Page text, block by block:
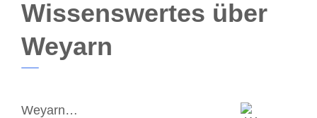
Wissenswertes über
Weyarn
Weyarn…